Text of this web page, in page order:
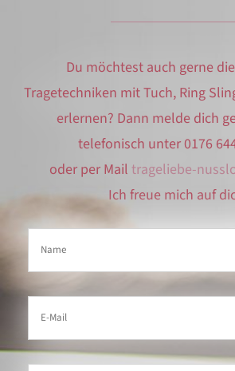
Du möchtest auch gerne
Tragetechniken mit Tuch, Ring
erlernen? Dann melde dich
telefonisch unter 0176
oder per Mail trageliebe-
Ich freue mich auf